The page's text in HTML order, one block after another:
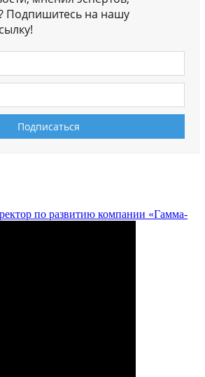
Подпишитесь на нашу
по развитию компании «Гамма-